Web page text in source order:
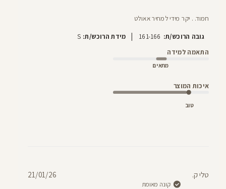
חמוד. . יקר מידי למחיר אאולט
גובה הרוכש/ת: 161-166
| מידת הרוכש/ת: S
התאמה למידה
מתאים
איכות המוצר
טוב
טלי ק.
קונה מאומת
21/01/26